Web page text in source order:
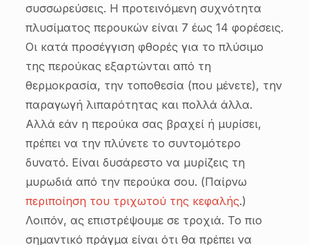
συσσωρεύσεις. Η προτεινόμενη συχνότητα
πλυσίματος περουκών είναι 7 έως 14 φορέσεις.
Οι κατά προσέγγιση φθορές για το πλύσιμο
της περούκας εξαρτώνται από τη
θερμοκρασία, την τοποθεσία (που μένετε), την
παραγωγή λιπαρότητας και πολλά άλλα.
Αλλά εάν η περούκα σας βραχεί ή μυρίσει,
πρέπει να την πλύνετε το συντομότερο
δυνατό. Είναι δυσάρεστο να μυρίζεις τη
μυρωδιά από την περούκα σου. (Παίρνω
περιποίηση του τριχωτού της κεφαλής.)
Λοιπόν, ας επιστρέψουμε σε τροχιά. Το πιο
σημαντικό πράγμα είναι ότι θα πρέπει να